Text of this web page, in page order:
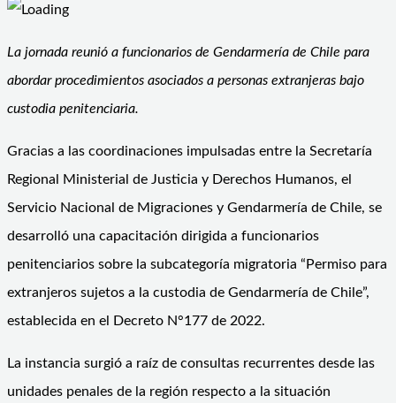
La jornada reunió a funcionarios de Gendarmería de Chile para
abordar procedimientos asociados a personas extranjeras bajo
custodia penitenciaria.
Gracias a las coordinaciones impulsadas entre la Secretaría
Regional Ministerial de Justicia y Derechos Humanos, el
Servicio Nacional de Migraciones y Gendarmería de Chile, se
desarrolló una capacitación dirigida a funcionarios
penitenciarios sobre la subcategoría migratoria “Permiso para
extranjeros sujetos a la custodia de Gendarmería de Chile”,
establecida en el Decreto N°177 de 2022.
La instancia surgió a raíz de consultas recurrentes desde las
unidades penales de la región respecto a la situación